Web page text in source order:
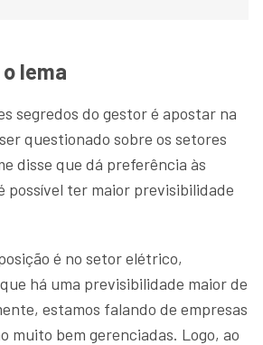
lema
segredos do gestor é apostar na
questionado sobre os setores
disse que dá preferência às
possível ter maior previsibilidade
é no setor elétrico,
há uma previsibilidade maior de
estamos falando de empresas
muito bem gerenciadas. Logo, ao